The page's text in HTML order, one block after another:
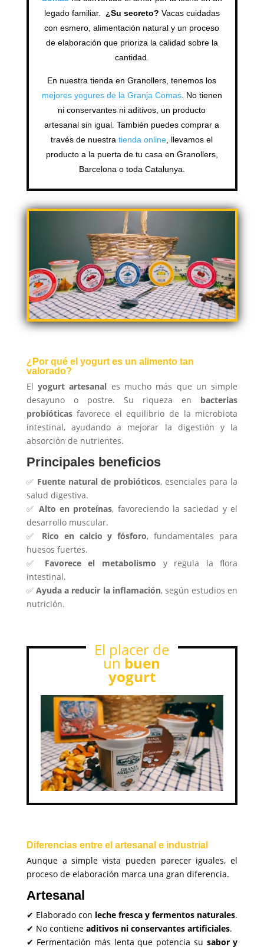
legado familiar. ¿Su secreto? Vacas cuidadas
con esmero, alimentación natural y un proceso
de elaboración que prioriza la calidad sobre la
cantidad.
En nuestra tienda en Granollers, tenemos los
mejores yogures de la Granja Comas. No tienen
ni conservantes ni aditivos, un producto
artesanal sin igual. También puedes comprar a
través de nuestratienda online , llevamos el
producto a la puerta de tu casa en Granollers,
Barcelona o toda Catalunya.
¿Por qué el yogurt es un alimento tan
valorado?
Elyogurt artesanal es mucho más que un simple
desayuno o postre. Su riqueza en bacterias
probióticasfavorece el equilibrio de la microbiota
intestinal, ayudando a mejorar la digestión y la
absorción de nutrientes.
Principales beneficios
✅ Fuente natural de probióticos, esenciales para la
salud digestiva.
✅ Alto en proteínas, favoreciendo la saciedad y el
desarrollo muscular.
✅ Rico en calcio y fósforo, fundamentales para
huesos fuertes.
✅ Favorece el metabolismo y regula la flora
intestinal.
✅Ayuda a reducir la inflamación, según estudios en
nutrición.
El placer de
un buen
yogurt
Diferencias entre el artesanal e industrial
Aunque a simple vista pueden parecer iguales, el
proceso de elaboración marca una gran diferencia.
Artesanal
✔ Elaborado con leche fresca y fermentos naturales.
✔ No contiene aditivos ni conservantes artificiales.
✔ Fermentación más lenta que potencia su sabor y